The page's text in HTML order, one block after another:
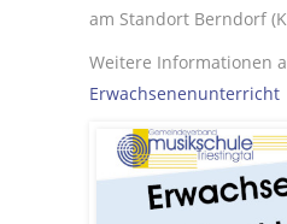
am Standort Berndorf
Weitere Informationen
Erwachsenenunterricht